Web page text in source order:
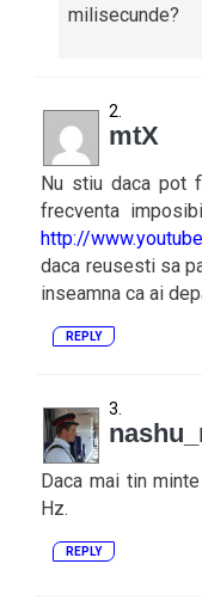
milisecunde?
mtX
Nu stiu daca pot
frecventa
http://
daca reusesti sa
inseamna ca ai
REPLY
Daca mai tin
Hz.
REPLY